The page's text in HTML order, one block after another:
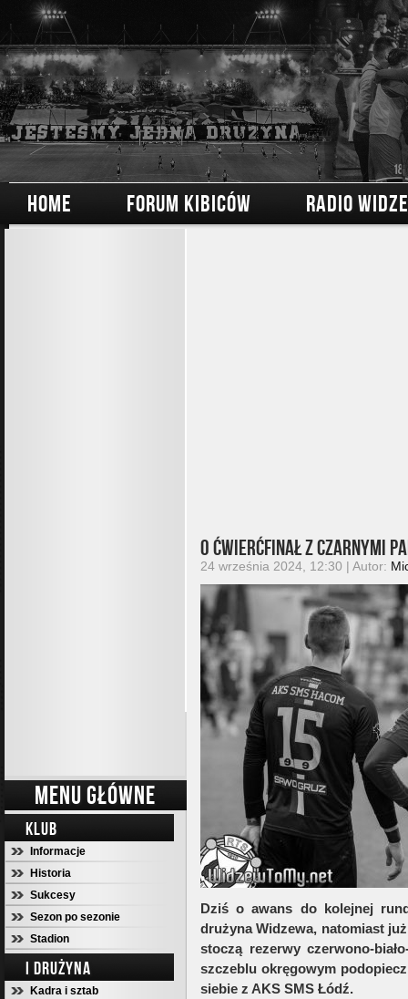
HOME FORUM KIBICÓW RADIO
MENU GŁÓWNE
KLUB
Informacje
Historia
Sukcesy
Sezon po sezonie
Stadion
I DRUŻYNA
Kadra i sztab
O ćwierćfinał z Czarnymi
24 września 2024, 12:30 | Autor:
Dziś o awans do kolejnej
drużyna Widzewa, natomiast
stoczą rezerwy czerwono-
szczeblu okręgowym
siebie z AKS SMS Łódź.